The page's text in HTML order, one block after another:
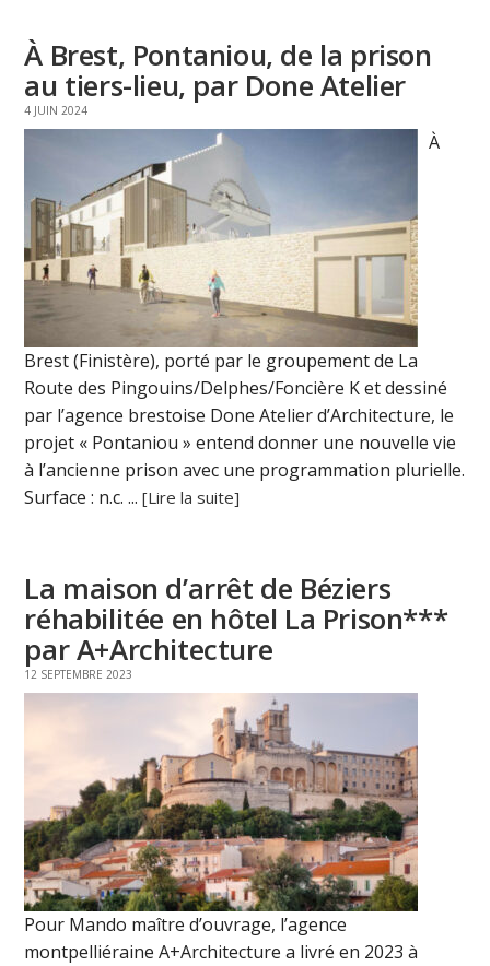
À Brest, Pontaniou, de la prison
au tiers-lieu, par Done Atelier
4 JUIN 2024
À
Brest (Finistère), porté par le groupement de La
Route des Pingouins/Delphes/Foncière K et dessiné
par l’agence brestoise Done Atelier d’Architecture, le
projet « Pontaniou » entend donner une nouvelle vie
à l’ancienne prison avec une programmation plurielle.
Surface : n.c. ...[Lire la suite]
La maison d’arrêt de Béziers
réhabilitée en hôtel La Prison***
par A+Architecture
12 SEPTEMBRE 2023
Pour Mando maître d’ouvrage, l’agence
montpelliéraine A+Architecture a livré en 2023 à